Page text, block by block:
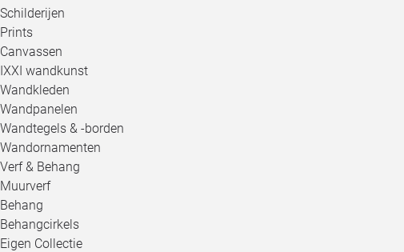
Schilderijen
Prints
Canvassen
IXXI wandkunst
Wandkleden
Wandpanelen
Wandtegels & -borden
Wandornamenten
Verf & Behang
Muurverf
Behang
Behangcirkels
Eigen Collectie